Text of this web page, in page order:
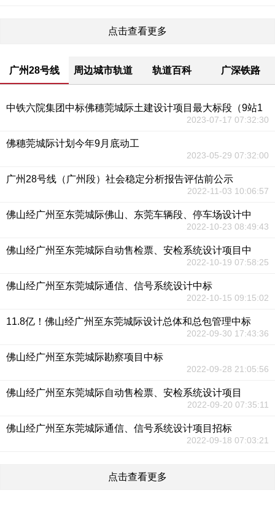
点击查看更多
广州28号线 周边城市轨道 轨道百科 广深铁路
中铁六院集团中标佛穗莞城际土建设计项目最大标段（9站1
2023-07-17 07:32:30
佛穗莞城际计划今年9月底动工
2023-05-29 07:32:00
广州28号线（广州段）社会稳定分析报告评估前公示
2022-11-03 10:06:57
佛山经广州至东莞城际佛山、东莞车辆段、停车场设计中
2022-10-23 08:49:43
佛山经广州至东莞城际自动售检票、安检系统设计项目中
2022-10-19 07:58:25
佛山经广州至东莞城际通信、信号系统设计中标
2022-10-15 09:15:02
11.8亿！佛山经广州至东莞城际设计总体和总包管理中标
2022-09-30 17:43:36
佛山经广州至东莞城际勘察项目中标
2022-09-28 21:05:56
佛山经广州至东莞城际自动售检票、安检系统设计项目
2022-09-20 07:35:11
佛山经广州至东莞城际通信、信号系统设计项目招标
2022-09-18 07:03:21
点击查看更多